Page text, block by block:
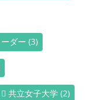
ダー (3)
共立女子大学 (2)